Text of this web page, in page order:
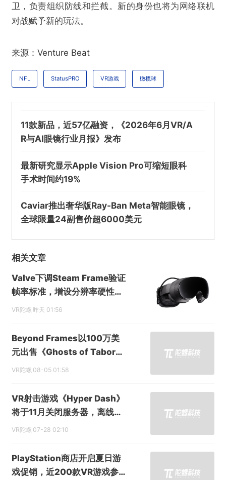
@VR陀螺
服务模式
不实信息
卫，负责组织防线和拦截。新的身份也将为网络联机
对战赋予新的玩法。
来源： Venture Beat
NFL StatusPRO VR游戏 橄榄球
11款新品，近57亿融资，《2026年6月VR/A
R与AI眼镜行业月报》发布
最新研究显示Apple Vision Pro可缩短眼科
手术时间约19%
Caviar推出奢华版Ray-Ban Meta智能眼镜，
全球限量24副售价超6000美元
相关文章
Valve下调Steam Frame验证
帧率标准，增设分辨率硬性门
槛
VR陀螺 昨天 01:56
Beyond Frames以100万美
元出售《Ghosts of Tabor》
等三款VR游戏发行权
VR陀螺 08-05 01:58
VR射击游戏《Hyper Dash》
将于11月关闭服务器，离线模
式继续保留
VR陀螺 07-28 02:10
PlayStation商店开启夏日游
戏促销，近200款VR游戏参与